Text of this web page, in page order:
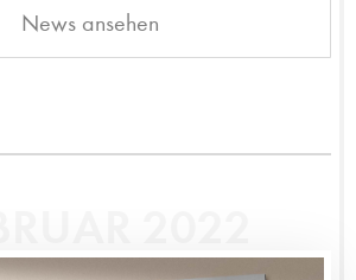
News ansehen